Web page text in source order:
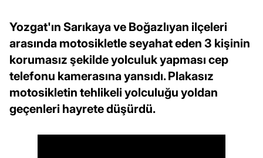
Yozgat'ın Sarıkaya ve Boğazlıyan ilçeleri
arasında motosikletle seyahat eden 3 kişinin
korumasız şekilde yolculuk yapması cep
telefonu kamerasına yansıdı. Plakasız
motosikletin tehlikeli yolculuğu yoldan
geçenleri hayrete düşürdü.